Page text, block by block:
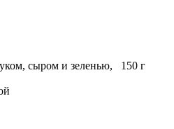
сыром и зеленью, 150 г